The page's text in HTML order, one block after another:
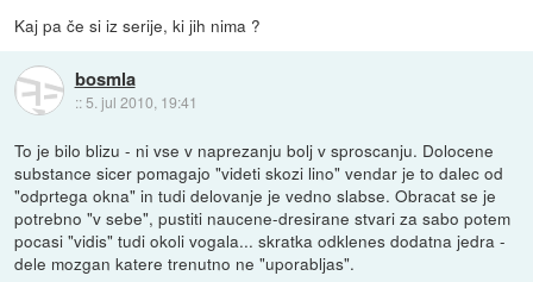
Kaj pa če si iz serije, ki jih nima ?
bosmla
:: 5. jul 2010, 19:41
To je bilo blizu - ni vse v naprezanju bolj v sproscanju. Dolocene
substance sicer pomagajo "videti skozi lino" vendar je to dalec od
"odprtega okna" in tudi delovanje je vedno slabse. Obracat se je
potrebno "v sebe", pustiti naucene-dresirane stvari za sabo potem
pocasi "vidis" tudi okoli vogala... skratka odklenes dodatna jedra -
dele mozgan katere trenutno ne "uporabljas".